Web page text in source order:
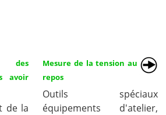
des
avoir
de la
Mesure de la tension au
repos
Outils spéciaux
équipements d'atelier,